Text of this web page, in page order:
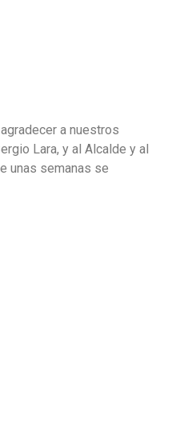
a nuestros
Lara, y al Alcalde y al
unas semanas se